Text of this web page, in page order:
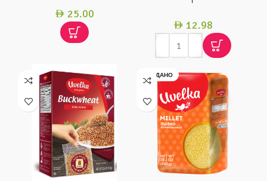
AED 25.00
AED 12.98
ПРОДАНО